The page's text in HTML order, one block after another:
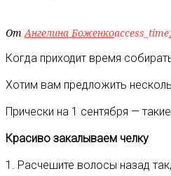
ОтАнгелина Боженкоaccess_time
Когда приходит время
Хотим вам предложить
Прически на 1 сентября —
Красиво закалываем челку
1. Расчешите волосы назад